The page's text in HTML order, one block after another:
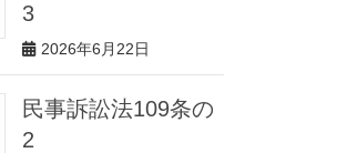
3
2026年6月22日
民事訴訟法109条の
2